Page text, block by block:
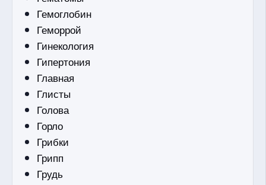
Гемоглобин
Геморрой
Гинекология
Гипертония
Главная
Глисты
Голова
Горло
Грибки
Грипп
Грудь